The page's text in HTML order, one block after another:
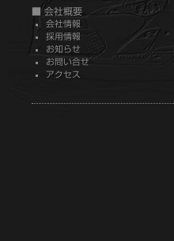
■ 会社概要
会社情報
採用情報
お知らせ
お問い合せ
アクセス